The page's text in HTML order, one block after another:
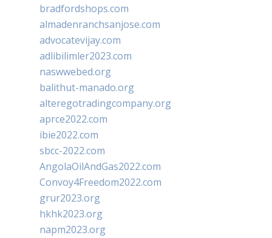
bradfordshops.com
almadenranchsanjose.com
advocatevijay.com
adlibilimler2023.com
naswwebed.org
balithut-manado.org
alteregotradingcompany.org
aprce2022.com
ibie2022.com
sbcc-2022.com
AngolaOilAndGas2022.com
Convoy4Freedom2022.com
grur2023.org
hkhk2023.org
napm2023.org